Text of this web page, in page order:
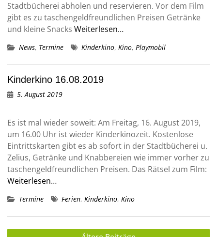
Stadtbücherei abholen und reservieren. Vor dem Film
gibt es zu taschengeldfreundlichen Preisen Getränke
und kleine Snacks Weiterlesen…
News, Termine Kinderkino, Kino, Playmobil
Kinderkino 16.08.2019
5. August 2019
Es ist mal wieder soweit: Am Freitag, 16. August 2019,
um 16.00 Uhr ist wieder Kinderkinozeit. Kostenlose
Eintrittskarten gibt es ab sofort in der Stadtbücherei u.
Zelius, Getränke und Knabbereien wie immer vorher zu
taschengeldfreundlichen Preisen. Das Rätsel zum Film:
Weiterlesen…
Termine Ferien, Kinderkino, Kino
Beitragsnavigation